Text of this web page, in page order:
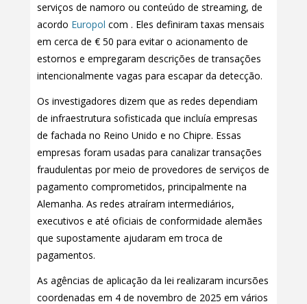
serviços de namoro ou conteúdo de streaming, de
acordo Europol com . Eles definiram taxas mensais
em cerca de € 50 para evitar o acionamento de
estornos e empregaram descrições de transações
intencionalmente vagas para escapar da detecção.
Os investigadores dizem que as redes dependiam
de infraestrutura sofisticada que incluía empresas
de fachada no Reino Unido e no Chipre. Essas
empresas foram usadas para canalizar transações
fraudulentas por meio de provedores de serviços de
pagamento comprometidos, principalmente na
Alemanha. As redes atraíram intermediários,
executivos e até oficiais de conformidade alemães
que supostamente ajudaram em troca de
pagamentos.
As agências de aplicação da lei realizaram incursões
coordenadas em 4 de novembro de 2025 em vários